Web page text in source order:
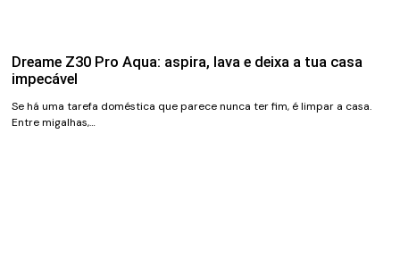
Dreame Z30 Pro Aqua: aspira, lava e deixa a tua casa
impecável
Se há uma tarefa doméstica que parece nunca ter fim, é limpar a casa.
Entre migalhas,…